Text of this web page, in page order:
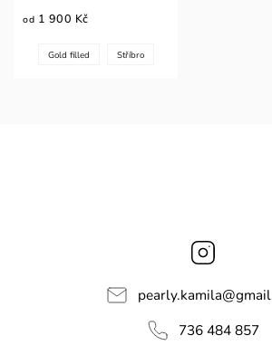
od 1 900 Kč
Gold filled Stříbro
pearly.kamila@
736 484 857